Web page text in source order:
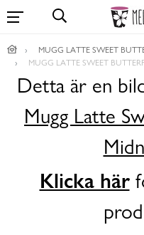
MUGG LATTE SWEET
MUGG LATTE SWEET
Detta är en
Mugg Latte
Klicka här